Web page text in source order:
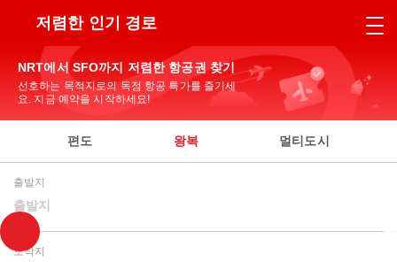
저렴한 인기 경로
NRT에서 SFO까지 저렴한 항공권 찾기
선호하는 목적지로의 독점 항공 특가를 즐기세
요. 지금 예약을 시작하세요!
편도 왕복 멀티도시
출발지
출발지
도착지